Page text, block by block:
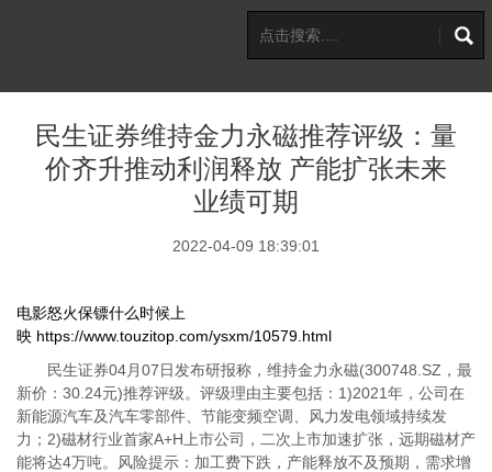
民生证券维持金力永磁推荐评级：量
价齐升推动利润释放 产能扩张未来
业绩可期
2022-04-09 18:39:01
电影怒火保镖什么时候上
映 https://www.touzitop.com/ysxm/10579.html
民生证券04月07日发布研报称，维持金力永磁(300748.SZ，最
新价：30.24元)推荐评级。评级理由主要包括：1)2021年，公司在
新能源汽车及汽车零部件、节能变频空调、风力发电领域持续发
力；2)磁材行业首家A+H上市公司，二次上市加速扩张，远期磁材产
能将达4万吨。风险提示：加工费下跌，产能释放不及预期，需求增